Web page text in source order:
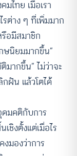
ไทย เมื่อเรา
รต่าง ๆ ที่เพิ่มมาก
อมีสมาชิก
ษนิยมมากขึ้น”
ากขึ้น” ไม่ว่าจะ
กฝัน แล้วโตได้
ดมคติกับการ
ชิงตั้งแต่เมื่อไร
งมองว่าการ